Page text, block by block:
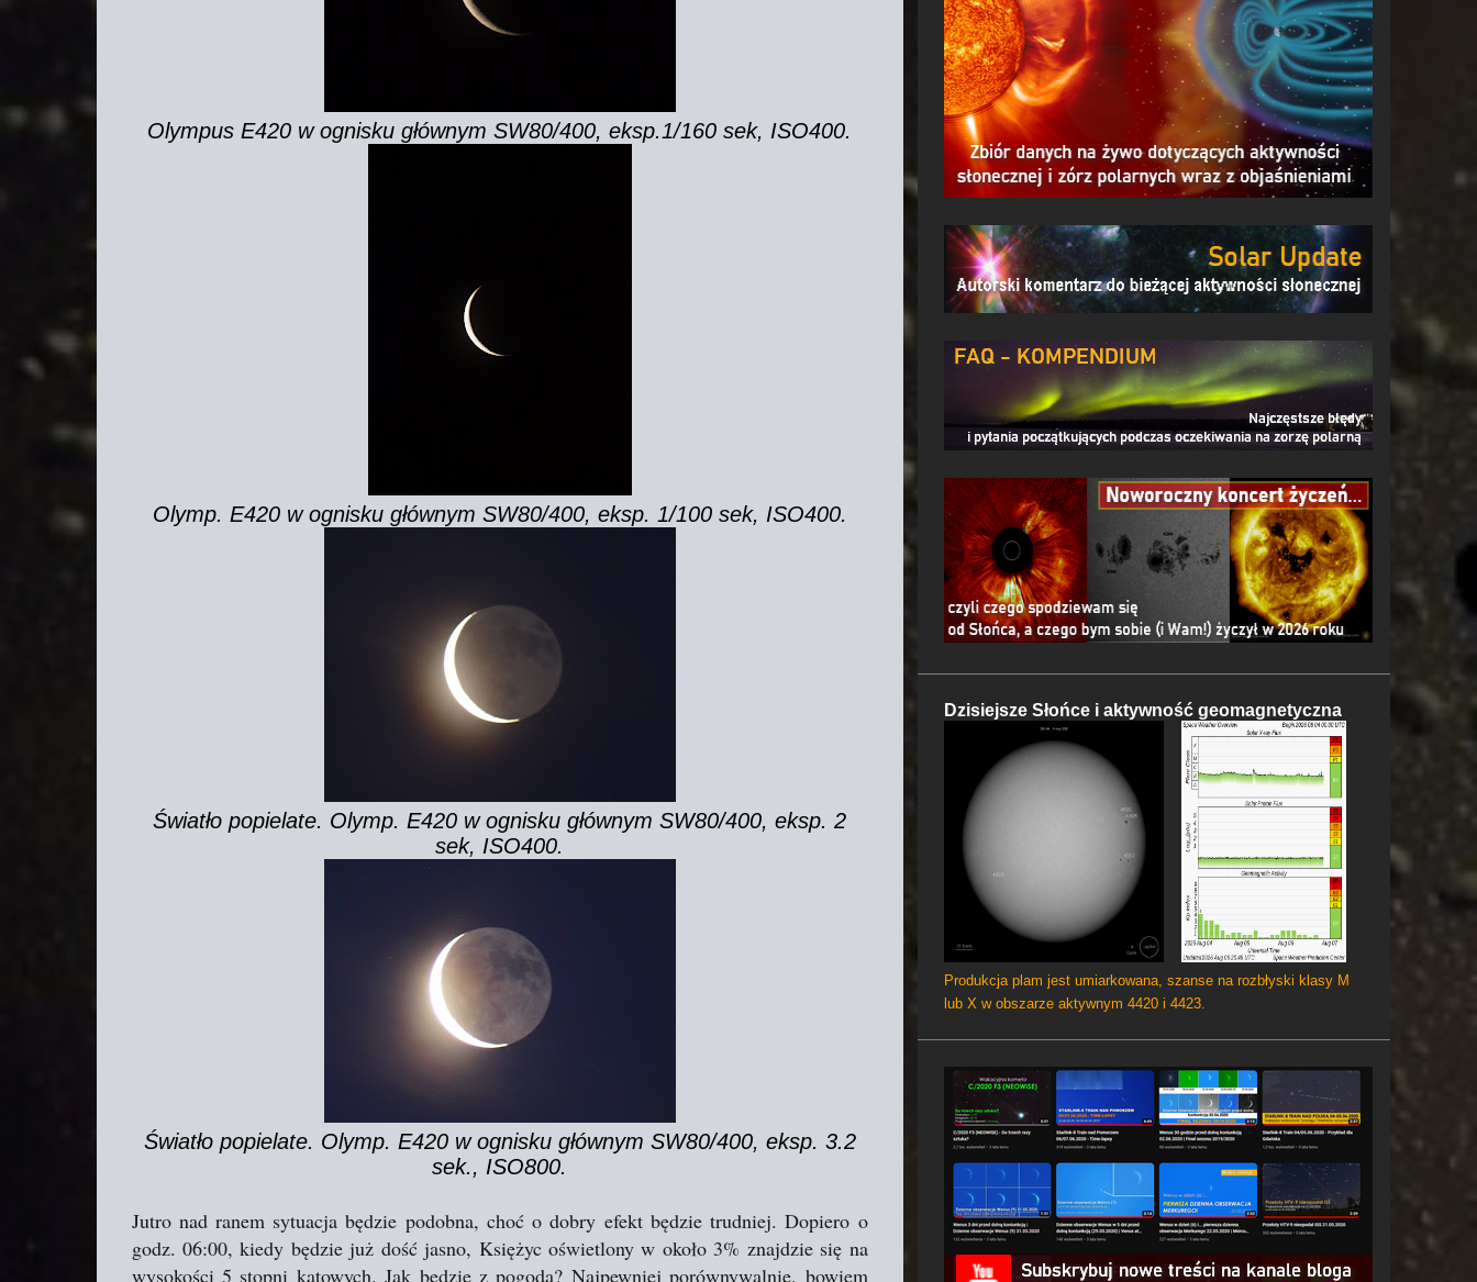
Olympus E420 w ognisku głównym SW80/400, eksp.1/160 sek, ISO400.
Olymp. E420 w ognisku głównym SW80/400, eksp. 1/100 sek, ISO400.
Światło popielate. Olymp. E420 w ognisku głównym SW80/400, eksp. 2
sek, ISO400.
Światło popielate. Olymp. E420 w ognisku głównym SW80/400, eksp. 3.2
sek., ISO800.
Jutro nad ranem sytuacja będzie podobna, choć o dobry efekt będzie trudniej. Dopiero o
godz. 06:00, kiedy będzie już dość jasno, Księżyc oświetlony w około 3% znajdzie się na
wysokości 5 stopni kątowych. Jak będzie z pogodą? Najpewniej porównywalnie, bowiem
Dzisiejsze Słońce i aktywność geomagnetyczna
Produkcja plam jest umiarkowana, szanse na rozbłyski klasy M
lub X w obszarze aktywnym 4420 i 4423.